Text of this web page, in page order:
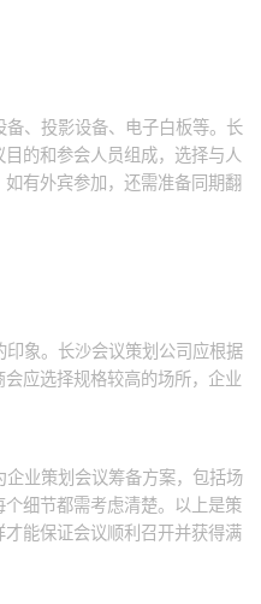
、投影设备、电子白板等。长
的和参会人员组成，选择与人
有外宾参加，还需准备同期翻
象。长沙会议策划公司应根据
应选择规格较高的场所，企业
业策划会议筹备方案，包括场
细节都需考虑清楚。以上是策
能保证会议顺利召开并获得满